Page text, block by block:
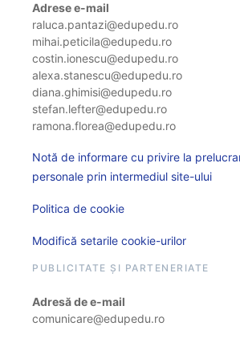
Adrese e-mail
raluca.pantazi@edupedu.ro
mihai.peticila@edupedu.ro
costin.ionescu@edupedu.ro
alexa.stanescu@edupedu.ro
diana.ghimisi@edupedu.ro
stefan.lefter@edupedu.ro
ramona.florea@edupedu.ro
Notă de informare cu privire la
personale prin intermediul site-ului
Politica de cookie
Modifică setarile cookie-urilor
PUBLICITATE ȘI PARTENERIATE
Adresă de e-mail
comunicare@edupedu.ro